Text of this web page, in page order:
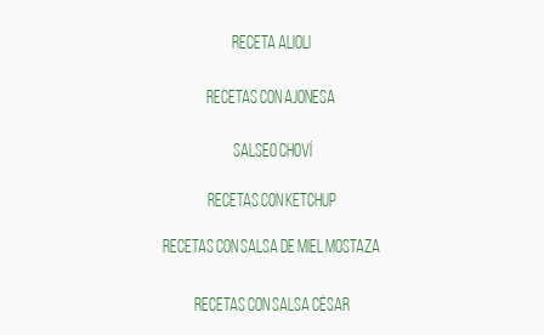
RECETA ALIOLI
RECETAS CON AJONESA
SALSEO CHOVÍ
RECETAS CON KETCHUP
RECETAS CON SALSA DE MIEL MOSTAZA
RECETAS CON SALSA CÉSAR